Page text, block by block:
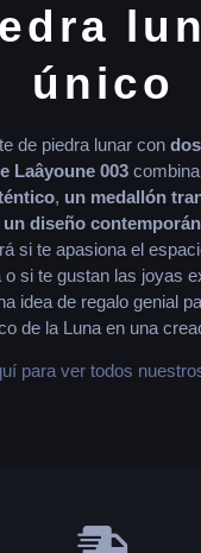
único
de piedra lunar con
Laâyoune 003combina
, un medallón
un diseño
si te apasiona el
o si te gustan las joyas
idea de regalo genial
de la Luna en una
para ver todos